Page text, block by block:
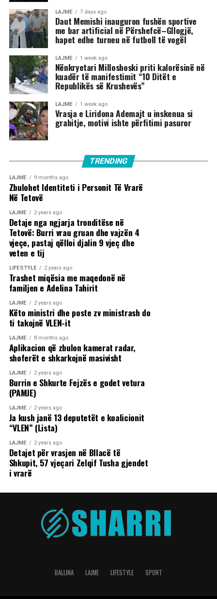
LAJME 7 days ago
Daut Memishi inauguron fushën sportive
me bar artificial në Përshefcë–Gllogjë,
hapet edhe turneu në futboll të vogël
LAJME 1 week ago
Nënkryetari Milloshoski priti kalorësinë në
kuadër të manifestimit “10 Ditët e
Republikës së Krushevës”
LAJME 1 week ago
Vrasja e Liridona Ademajt u inskenua si
grabitje, motivi ishte përfitimi pasuror
TRENDING
LAJME 9 months ago
Zbulohet Identiteti i Personit Të Vrarë
Në Tetovë
LAJME 2 years ago
Detaje nga ngjarja tronditëse në
Tetovë: Burri vrau gruan dhe vajzën 4
vjeçe, pastaj qëlloi djalin 9 vjeç dhe
veten e tij
LIFESTYLE 2 years ago
Trashet miqësia me maqedonë në
familjen e Adelina Tahirit
LAJME 2 years ago
Këto ministri dhe poste zv ministrash do
ti takojnë VLEN-it
LAJME 8 months ago
Aplikacion që zbulon kamerat radar,
shoferët e shkarkojnë masivisht
LAJME 2 years ago
Burrin e Shkurte Fejzës e godet vetura
(PAMJE)
LAJME 2 years ago
Ja kush janë 13 deputetët e koalicionit
“VLEN” (Lista)
LAJME 2 years ago
Detajet për vrasjen në Bllacë të
Shkupit, 57 vjeçari Zelqif Tusha gjendet
i vrarë
BALLINA LAJME LIFESTYLE SPORT